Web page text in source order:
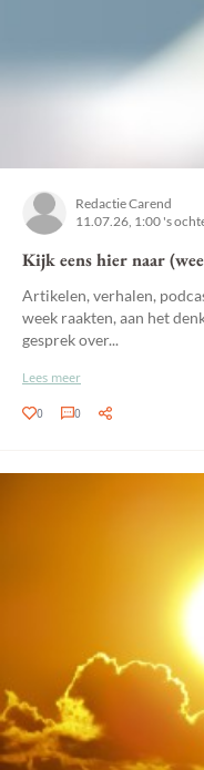
Redactie Carend
11.07.26, 1:00 's
Kijk eens hier naar
Artikelen, verhalen,
week raakten, aan het
gesprek over...
Lees meer
0 0